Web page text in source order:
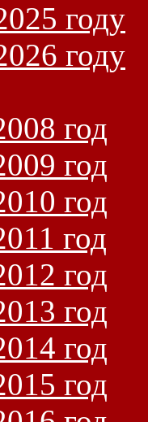
году
году
год
год
год
год
год
год
год
год